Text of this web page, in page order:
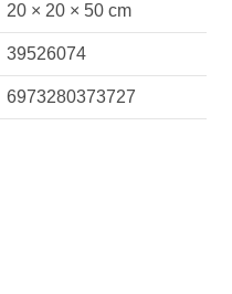
20 × 20 × 50 cm
39526074
6973280373727